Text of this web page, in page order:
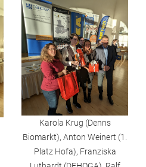
Karola Krug (Denns
Biomarkt), Anton Weinert (1.
Platz Hofa), Franziska